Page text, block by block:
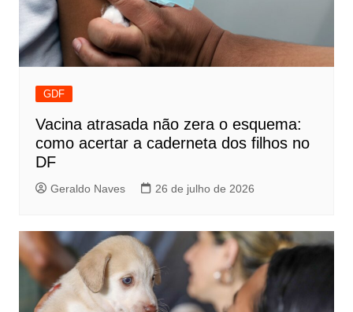
GDF
Vacina atrasada não zera o esquema:
como acertar a caderneta dos filhos no
DF
Geraldo Naves 26 de julho de 2026